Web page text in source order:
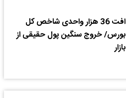
افت 36 هزار واحدی شاخص کل
بورس/ خروج سنگین پول حقیقی از
بازار